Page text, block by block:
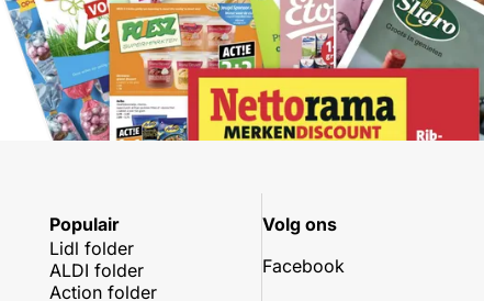
Populair
Lidl folder
ALDI folder
Action folder
Volg ons
Facebook